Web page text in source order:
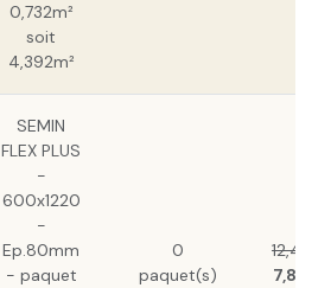
0,732m²
soit
4,392m²
SEMIN
FLEX PLUS
-
600x1220
-
Ep.80mm
- paquet
0
paquet(s)
12,49
7,87 €